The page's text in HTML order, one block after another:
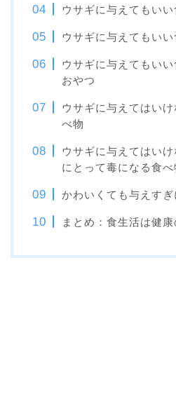
ウサギに与えてもい
ウサギに与えてもい
ウサギに与えてもい
おやつ
ウサギに与えてはい
べ物
ウサギに与えてはい
にとって毒になる食べ
かわいくても与えすぎ
まとめ：食生活は健康